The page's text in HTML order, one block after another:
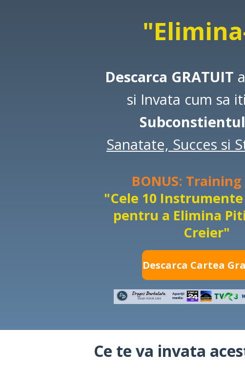
Descarca GRATUIT
si Invata cum sa iti
Subconstientul
Sanatate, Succes si
Descarca Cartea
BONUS: Training
"Cele 10 Instrumente
pentru a Elimina
Creier"
Ce te va invata